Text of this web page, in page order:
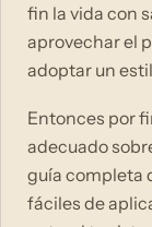
fin la vida con
aprovechar el
adoptar un
Entonces por
adecuado
guía completa
fáciles de